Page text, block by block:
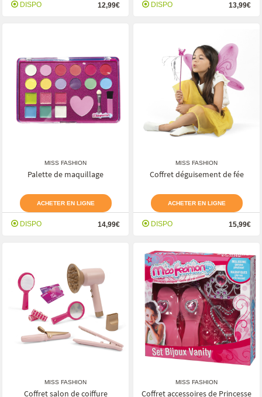
DISPO 12,99€ DISPO 13,99€
MISS FASHION
Palette de maquillage
ACHETER EN LIGNE
DISPO 14,99€
MISS FASHION
Coffret déguisement de fée
ACHETER EN LIGNE
DISPO 15,99€
MISS FASHION
Coffret salon de coiffure
MISS FASHION
Coffret accessoires de Princesse